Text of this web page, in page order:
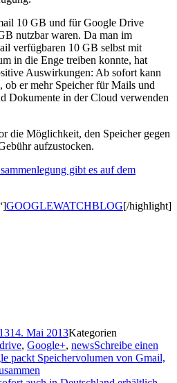
10 GB und für Google Drive
nutzbar waren. Da man im
verfügbaren 10 GB selbst mit
in die Enge treiben konnte, hat
Auswirkungen: Ab sofort kann
ob er mehr Speicher für Mails und
Dokumente in der Cloud verwenden
die Möglichkeit, den Speicher gegen
aufzustocken.
gibt es auf dem
GOOGLEWATCHBLOG[/highlight]
14. Mai 2013Kategorien
, Google+, newsSchreibe einen
packt Speichervolumen von Gmail,